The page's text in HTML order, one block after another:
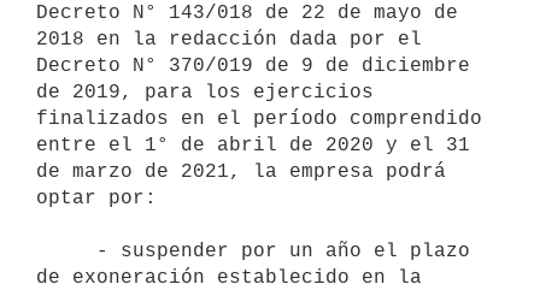
Decreto N° 143/018 de 22 de mayo de
2018 en la redacción dada por el
Decreto N° 370/019 de 9 de diciembre
de 2019, para los ejercicios
finalizados en el período comprendido
entre el 1° de abril de 2020 y el 31
de marzo de 2021, la empresa podrá
optar por:
de exoneración establecido en la